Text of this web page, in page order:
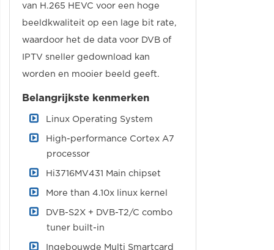
van H.265 HEVC voor een hoge
beeldkwaliteit op een lage bit rate,
waardoor het de data voor DVB of
IPTV sneller gedownload kan
worden en mooier beeld geeft.
Belangrijkste kenmerken
Linux Operating System
High-performance Cortex A7
processor
Hi3716MV431 Main chipset
More than 4.10x linux kernel
DVB-S2X + DVB-T2/C combo
tuner built-in
Ingebouwde Multi Smartcard